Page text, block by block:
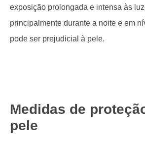
exposição prolongada e intensa às
principalmente durante a noite e em
pode ser prejudicial à pele.
Medidas de
pele